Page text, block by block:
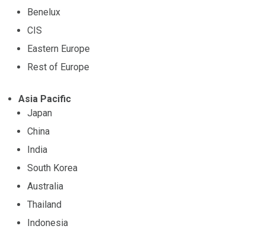
Benelux
CIS
Eastern Europe
Rest of Europe
Asia Pacific
Japan
China
India
South Korea
Australia
Thailand
Indonesia